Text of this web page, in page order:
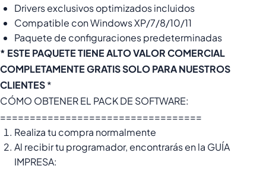
Drivers exclusivos optimizados incluidos
Compatible con Windows XP/7/8/10/11
Paquete de configuraciones predeterminadas
* ESTE PAQUETE TIENE ALTO VALOR COMERCIAL
COMPLETAMENTE GRATIS SOLO PARA NUESTROS
CLIENTES*
CÓMO OBTENER EL PACK DE SOFTWARE:
==================================
Realiza tu compra normalmente
Al recibir tu programador, encontrarás en la GUÍA
IMPRESA: